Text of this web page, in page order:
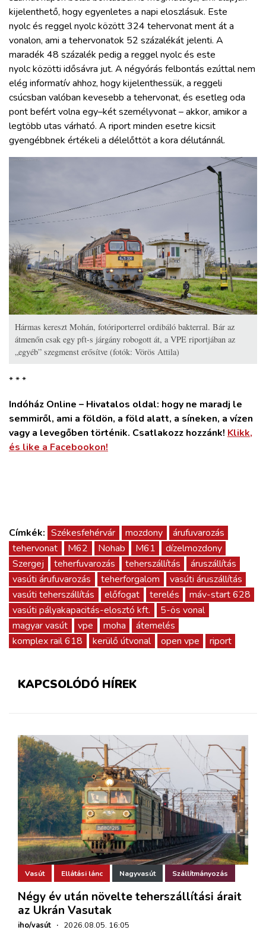
kijelenthető, hogy egyenletes a napi eloszlásuk. Este
nyolc és reggel nyolc között 324 tehervonat ment át a
vonalon, ami a tehervonatok 52 százalékát jelenti. A
maradék 48 százalék pedig a reggel nyolc és este
nyolc közötti idősávra jut. A négyórás felbontás ezúttal nem
elég informatív ahhoz, hogy kijelenthessük, a reggeli
csúcsban valóban kevesebb a tehervonat, és esetleg oda
pont befért volna egy–két személyvonat – akkor, amikor a
legtöbb utas várható. A riport minden esetre kicsit
gyengébbnek értékeli a délelőttöt a kora délutánnál.
Hármas kereszt Mohán, fotóriporterrel ordibáló bakterral. Bár az
átmenőn csak egy pft-s járgány robogott át, a VPE riportjában az
„egyéb” szegmenst erősítve (fotók: Vörös Attila)
* * *
Indóház Online – Hivatalos oldal: hogy ne maradj le
semmiről, ami a földön, a föld alatt, a síneken, a vízen
vagy a levegőben történik. Csatlakozz hozzánk! Klikk,
és like a Facebookon!
Címkék: Székesfehérvár mozdony
árufuvarozás
tehervonat
M62 Nohab M61
dízelmozdony
Szergej
teherfuvarozás teherszállítás
áruszállítás
vasúti árufuvarozás
teherforgalom
vasúti áruszállítás
vasúti teherszállítás
előfogat terelés
máv-start 628
vasúti pályakapacitás-elosztó kft.
5-ös vonal
magyar vasút
vpe moha
átemelés
komplex rail 618
kerülő útvonal open vpe riport
KAPCSOLÓDÓ HÍREK
Vasút Ellátási lánc Nagyvasút Szállítmányozás
Négy év után növelte teherszállítási árait
az Ukrán Vasutak
iho/vasút · 2026.08.05. 16:05